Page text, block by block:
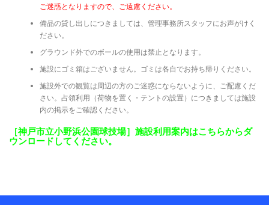
ご迷惑となりますので、ご遠慮ください。
備品の貸し出しにつきましては、管理事務所スタッフにお声がけく
ださい。
グラウンド外でのボールの使用は禁止となります。
施設にゴミ箱はございません。ゴミは各自でお持ち帰りください。
施設外での観覧は周辺の方のご迷惑にならないように、ご配慮くだ
さい。占領利用（荷物を置く・テントの設置）につきましては施設
内の掲示をご確認ください。
［神戸市立小野浜公園球技場］施設利用案内はこちらからダ
ウンロードしてください。